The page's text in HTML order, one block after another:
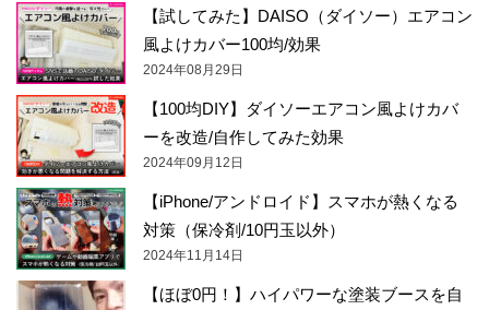
【試してみた】DAISO（ダイソー）エアコン
風よけカバー100均/効果
2024年08月29日
【100均DIY】ダイソーエアコン風よけカバ
ーを改造/自作してみた効果
2024年09月12日
【iPhone/アンドロイド】スマホが熱くなる
対策（保冷剤/10円玉以外）
2024年11月14日
【ほぼ0円！】ハイパワーな塗装ブースを自